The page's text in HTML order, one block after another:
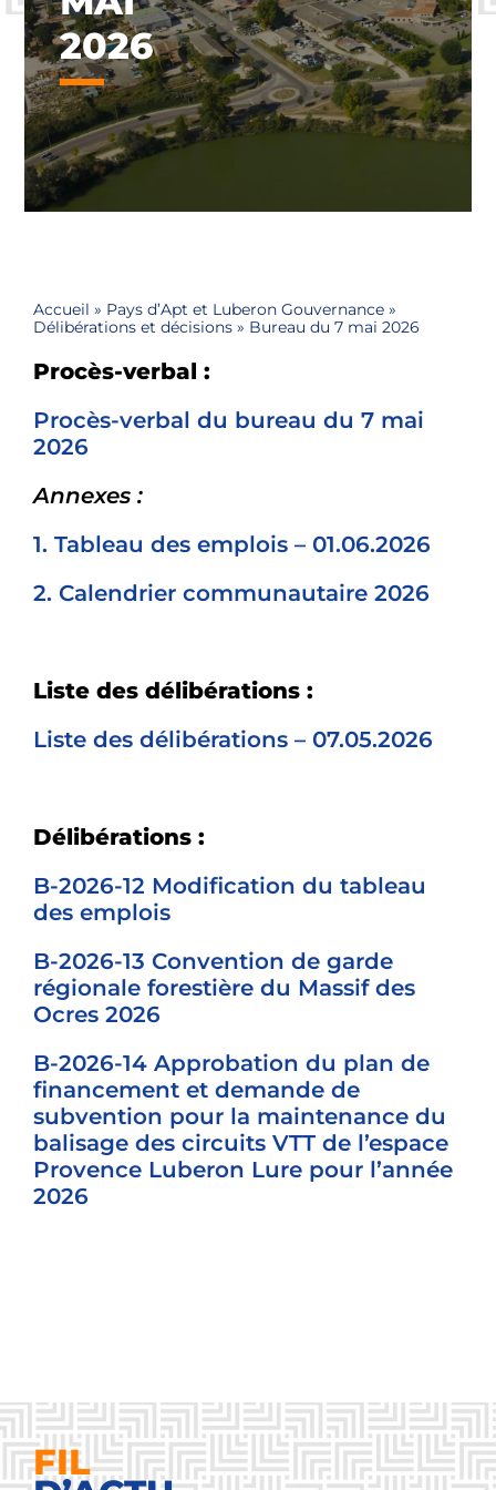
2026
Accueil » Pays d’Apt et Luberon Gouvernance»
Délibérations et décisions» Bureau du 7 mai 2026
Procès-verbal :
Procès-verbal du bureau du 7 mai
2026
Annexes :
1. Tableau des emplois – 01.06.2026
2. Calendrier communautaire 2026
Liste des délibérations :
Liste des délibérations – 07.05.2026
Délibérations :
B-2026-12 Modification du tableau
des emplois
B-2026-13 Convention de garde
régionale forestière du Massif des
Ocres 2026
B-2026-14 Approbation du plan de
financement et demande de
subvention pour la maintenance du
balisage des circuits VTT de l’espace
Provence Luberon Lure pour l’année
2026
FIL